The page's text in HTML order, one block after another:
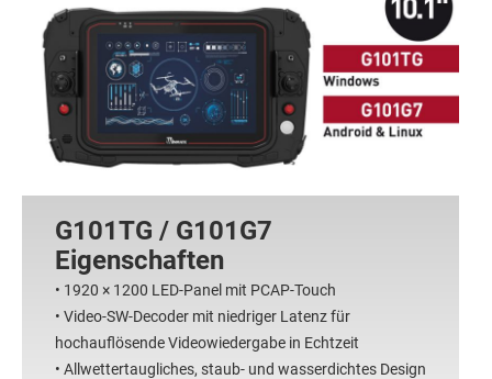
G101TG / G101G7
Eigenschaften
• 1920 × 1200 LED-Panel mit PCAP-Touch
• Video-SW-Decoder mit niedriger Latenz für
hochauflösende Videowiedergabe in Echtzeit
• Allwettertaugliches, staub- und wasserdichtes Design